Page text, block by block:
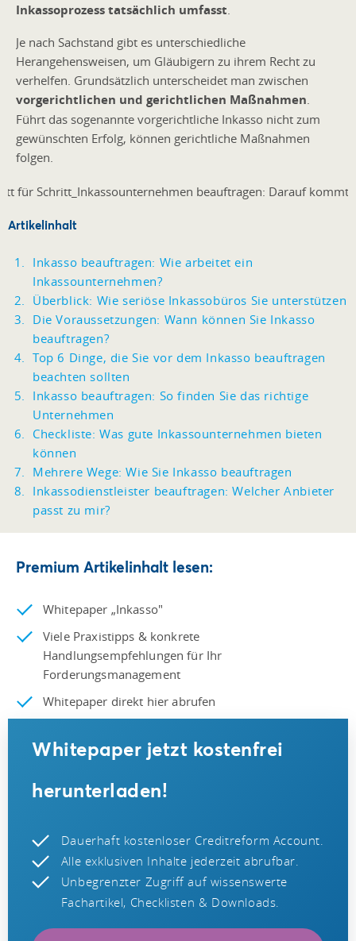
Inkassoprozess tatsächlich umfasst
Je nach Sachstand gibt es unterschiedliche
Herangehensweisen, um Gläubigern zu ihrem Recht zu
verhelfen. Grundsätzlich unterscheidet man zwischen
vorgerichtlichen und gerichtlichen Maßnahmen
Führt das sogenannte vorgerichtliche Inkasso nicht zum
gewünschten Erfolg, können gerichtliche Maßnahmen
folgen.
Artikelinhalt
Inkasso beauftragen: Wie arbeitet ein
Inkassounternehmen?
Überblick: Wie seriöse Inkassobüros Sie unterstützen
Die Voraussetzungen: Wann können Sie Inkasso
beauftragen?
Top 6 Dinge, die Sie vor dem Inkasso beauftragen
beachten sollten
Inkasso beauftragen: So finden Sie das richtige
Unternehmen
Checkliste: Was gute Inkassounternehmen bieten
können
Mehrere Wege: Wie Sie Inkasso beauftragen
Inkassodienstleister beauftragen: Welcher Anbieter
passt zu mir?
Premium Artikelinhalt lesen:
Whitepaper „Inkasso"
Viele Praxistipps & konkrete
Handlungsempfehlungen für Ihr
Forderungsmanagement
Whitepaper direkt hier abrufen
Whitepaper jetzt kostenfrei
herunterladen!
Dauerhaft kostenloser Creditreform Account.
Alle exklusiven Inhalte jederzeit abrufbar.
Unbegrenzter Zugriff auf wissenswerte
Fachartikel, Checklisten & Downloads.